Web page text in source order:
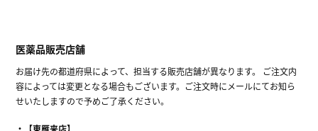
医薬品販売店舗
お届け先の都道府県によって、担当する販売店舗が異なります。 ご注文内
容によっては変更となる場合もございます。ご注文時にメールにてお知ら
せいたしますので予めご了承ください。
【東雁来店】